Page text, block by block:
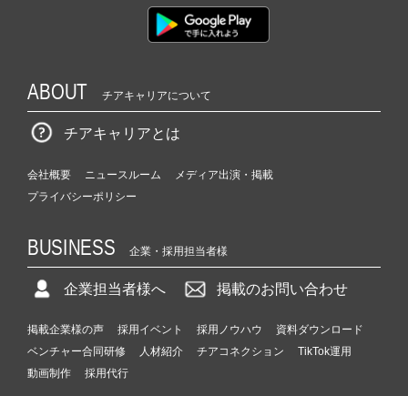
ABOUT チアキャリアについて
チアキャリアとは
会社概要 ニュースルーム
メディア出演・掲載
プライバシーポリシー
BUSINESS 企業・採用担当者様
企業担当者様へ 掲載のお問い合わせ
掲載企業様の声 採用イベント 採用ノウハウ
資料ダウンロード
ベンチャー合同研修
人材紹介 チアコネクション
TikTok運用
動画制作
採用代行